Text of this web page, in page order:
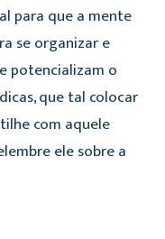
para que a mente
se organizar e
potencializam o
que tal colocar
com aquele
ele sobre a